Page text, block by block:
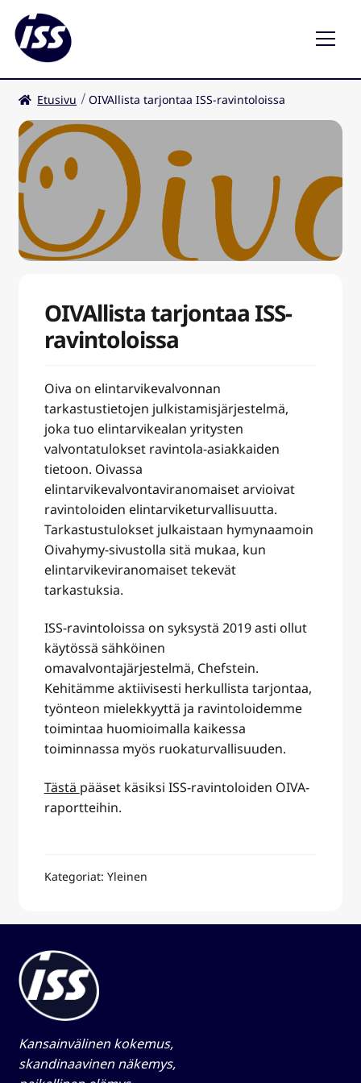
Ravintolat
Kahvilat
FI
Etusivu OIVAllista tarjontaa ISS-ravintoloissa
OIVAllista tarjontaa ISS-
ravintoloissa
Oiva on elintarvikevalvonnan
tarkastustietojen julkistamisjärjestelmä,
joka tuo elintarvikealan yritysten
valvontatulokset ravintola-asiakkaiden
tietoon. Oivassa
elintarvikevalvontaviranomaiset arvioivat
ravintoloiden elintarviketurvallisuutta.
Tarkastustulokset julkaistaan hymynaamoin
Oivahymy-sivustolla sitä mukaa, kun
elintarvikeviranomaiset tekevät
tarkastuksia.
ISS-ravintoloissa on syksystä 2019 asti ollut
käytössä sähköinen
omavalvontajärjestelmä, Chefstein.
Kehitämme aktiivisesti herkullista tarjontaa,
työnteon mielekkyyttä ja ravintoloidemme
toimintaa huomioimalla kaikessa
toiminnassa myös ruokaturvallisuuden.
Tästä pääset käsiksi ISS-ravintoloiden OIVA-
raportteihin.
Kategoriat: Yleinen
Kansainvälinen kokemus,
skandinaavinen näkemys,